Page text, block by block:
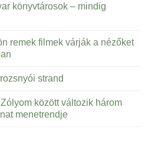
könyvtárosok – mindig
remek filmek várják a nézőket
strand
között változik három
menetrendje